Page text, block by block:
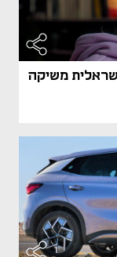
סימפלי הישראלית משיקה